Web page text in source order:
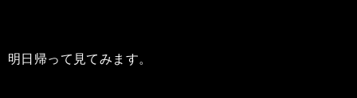
明日帰って見てみます。